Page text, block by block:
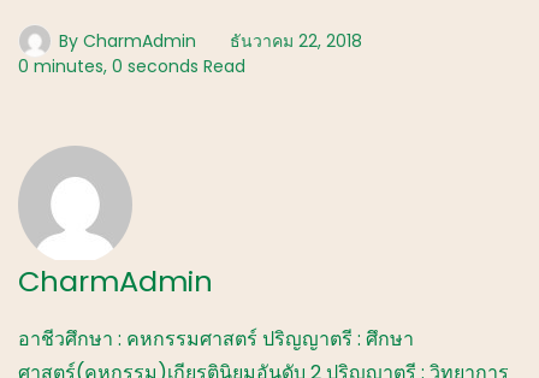
By CharmAdmin
ธันวาคม 22, 2018
0 minutes, 0 seconds Read
CharmAdmin
อาชีวศึกษา : คหกรรมศาสตร์ ปริญญาตรี : ศึกษา